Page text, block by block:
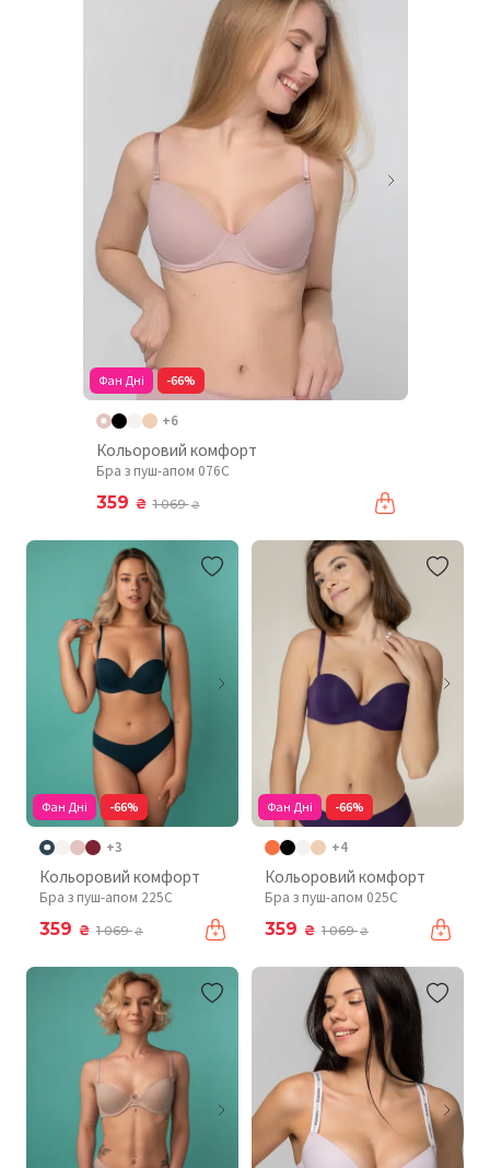
Фан Дні -66%
+6
Кольоровий комфорт
Бра з пуш-апом 076C
359 ₴ 1 069₴
Фан Дні -66%
+3
Кольоровий комфорт
Бра з пуш-апом 225C
359 ₴ 1 069₴
Фан Дні -66%
+4
Кольоровий комфорт
Бра з пуш-апом 025C
359 ₴ 1 069₴